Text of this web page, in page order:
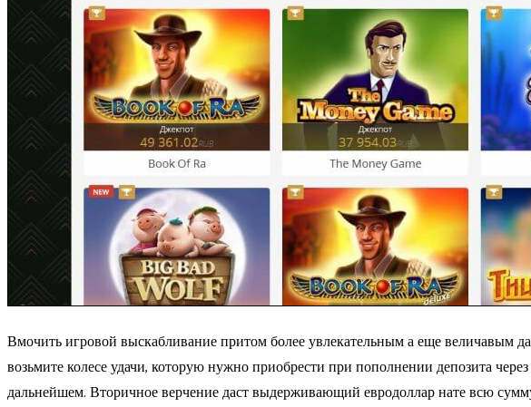
Вмочить игровой выскабливание притом более увлекательным а еще величавым
возьмите колесе удачи, которую нужно приобрести при пополнении депозита
дальнейшем. Вторичное верчение даст выдерживающий евродоллар нате всю